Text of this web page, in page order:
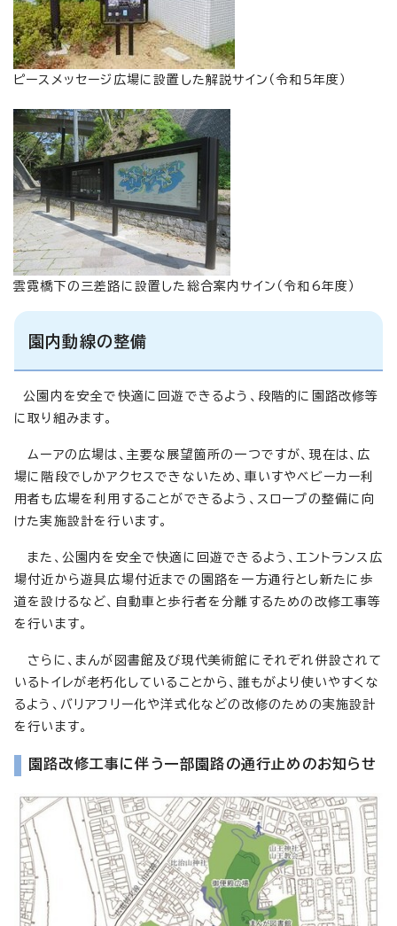
ピースメッセージ広場に設置した解説サイン（令和5年度）
雲霓橋下の三差路に設置した総合案内サイン（令和6年度）
園内動線の整備
公園内を安全で快適に回遊できるよう、段階的に園路改修等
に取り組みます。
ムーアの広場は、主要な展望箇所の一つですが、現在は、広
場に階段でしかアクセスできないため、車いすやベビーカー利
用者も広場を利用することができるよう、スロープの整備に向
けた実施設計を行います。
また、公園内を安全で快適に回遊できるよう、エントランス広
場付近から遊具広場付近までの園路を一方通行とし新たに歩
道を設けるなど、自動車と歩行者を分離するための改修工事等
を行います。
さらに、まんが図書館及び現代美術館にそれぞれ併設されて
いるトイレが老朽化していることから、誰もがより使いやすくな
るよう、バリアフリー化や洋式化などの改修のための実施設計
を行います。
園路改修工事に伴う一部園路の通行止めのお知らせ